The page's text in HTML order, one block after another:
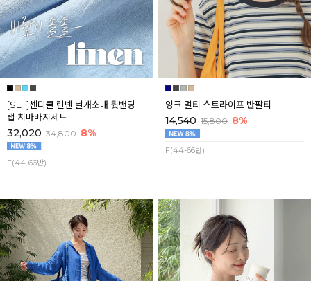
[SET]센디쿨 린넨 날개소매 뒷밴딩
랩 치마바지세트
32,020 34,800 8%
F(44-66반)
잉크 멀티 스트라이프 반팔티
14,540 15,800 8%
F(44-66반)